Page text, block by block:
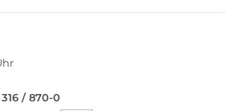
/ 870-0